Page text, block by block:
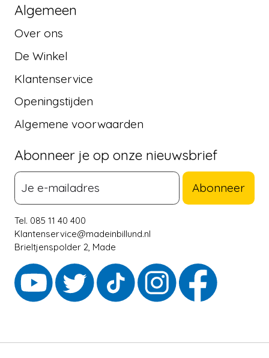
Algemeen
Over ons
De Winkel
Klantenservice
Openingstijden
Algemene voorwaarden
Abonneer je op onze nieuwsbrief
Abonneer
Tel. 085 11 40 400
Klantenservice@madeinbillund.nl
Brieltjenspolder 2, Made